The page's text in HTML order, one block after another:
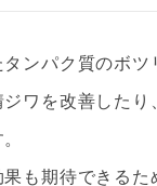
ンパク質のボ
ワを改善した
も期待できる